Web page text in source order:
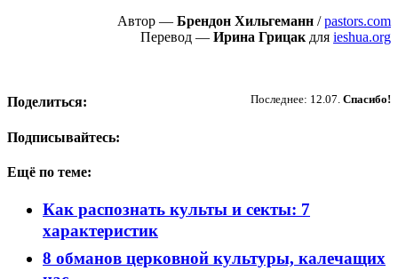
Автор — Брендон Хильгеманн /pastors.com
Перевод — Ирина Грицак для ieshua.org
Последнее: 12.07. Спасибо!
Поделиться:
Подписывайтесь:
Ещё по теме:
Как распознать культы и секты: 7
характеристик
8 обманов церковной культуры, калечащих